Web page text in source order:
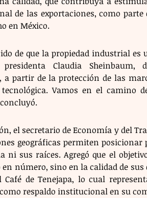
de las exportaciones, como
en México.
de que la propiedad industrial
Claudia Sheinbaum,
a partir de la protección de las
Vamos en el camino
el secretario de Economía y del
geográficas permiten
ni sus raíces. Agregó que el
número, sino en la calidad de
de Tenejapa, lo cual
respaldo institucional en su